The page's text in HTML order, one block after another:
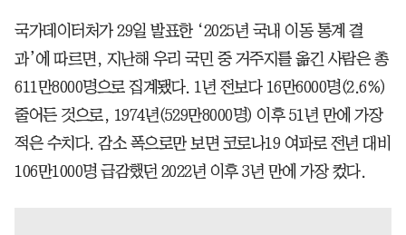
국가데이터처가 29일 발표한 ‘2025년 국내 이동 통계 결
과’에 따르면, 지난해 우리 국민 중 거주지를 옮긴 사람은 총
611만8000명으로 집계됐다. 1년 전보다 16만6000명(2.6%)
줄어든 것으로, 1974년(529만8000명) 이후 51년 만에 가장
적은 수치다. 감소 폭으로만 보면 코로나19 여파로 전년 대비
106만1000명 급감했던 2022년 이후 3년 만에 가장 컸다.